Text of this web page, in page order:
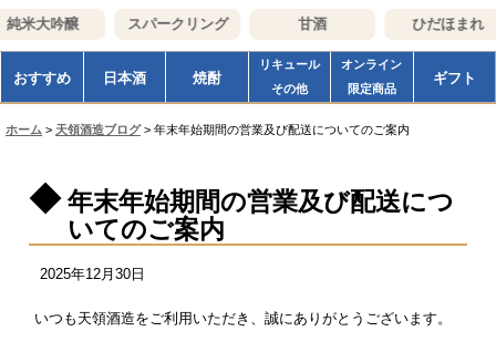
米大吟醸 スパークリング 甘酒 ひだほまれ
おすすめ 日本酒 焼酎
リキュール
その他
オンライン
限定商品
ギフト
ホーム > 天領酒造ブログ > 年末年始期間の営業及び配送についてのご案内
年末年始期間の営業及び配送につ
いてのご案内
2025年12 月30 日
いつも天領酒造をご利用いただき、誠にありがとうございます。